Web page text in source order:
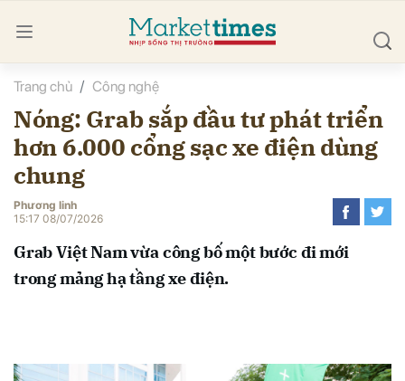
Trang chủ Công nghệ
Nóng: Grab sắp đầu tư phát triển
hơn 6.000 cổng sạc xe điện dùng
chung
Phương linh
15:17 08/07/2026
Grab Việt Nam vừa công bố một bước đi mới
trong mảng hạ tầng xe điện.
luận